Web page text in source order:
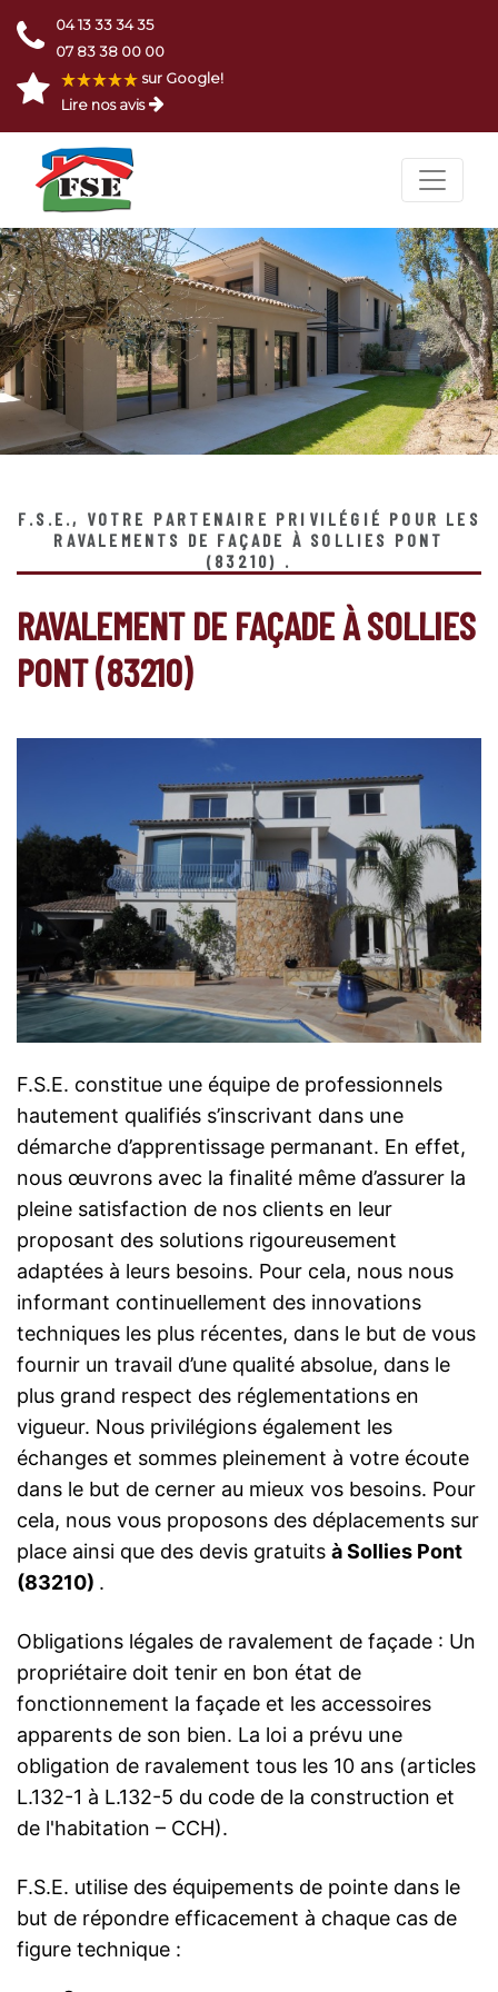
04 13 33 34 35
07 83 38 00 00
sur Google!
Lire nos avis
F.S.E., VOTRE PARTENAIRE PRIVILÉGIÉ POUR LES
RAVALEMENTS DE FAÇADE À SOLLIES PONT
(83210) .
RAVALEMENT DE FAÇADE À SOLLIES
PONT (83210)
F.S.E. constitue une équipe de professionnels
hautement qualifiés s’inscrivant dans une
démarche d’apprentissage permanant. En effet,
nous œuvrons avec la finalité même d’assurer la
pleine satisfaction de nos clients en leur
proposant des solutions rigoureusement
adaptées à leurs besoins. Pour cela, nous nous
informant continuellement des innovations
techniques les plus récentes, dans le but de vous
fournir un travail d’une qualité absolue, dans le
plus grand respect des réglementations en
vigueur. Nous privilégions également les
échanges et sommes pleinement à votre écoute
dans le but de cerner au mieux vos besoins. Pour
cela, nous vous proposons des déplacements sur
place ainsi que des devis gratuits à Sollies Pont
(83210) .
Obligations légales de ravalement de façade : Un
propriétaire doit tenir en bon état de
fonctionnement la façade et les accessoires
apparents de son bien. La loi a prévu une
obligation de ravalement tous les 10 ans (articles
L.132-1 à L.132-5 du code de la construction et
de l'habitation – CCH).
F.S.E. utilise des équipements de pointe dans le
but de répondre efficacement à chaque cas de
figure technique :